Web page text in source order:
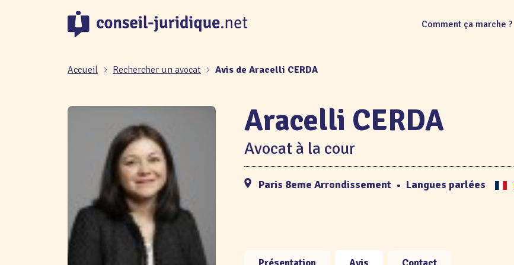
Comment ça marche ?
Accueil Rechercher un avocat Avis de Aracelli CERDA
Aracelli CERDA
Avocat à la cour
Paris 8eme Arrondissement • Langues parlées